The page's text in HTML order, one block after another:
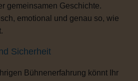
gemeinsamen Geschichte.
emotional und genau so, wie
Sicherheit
Bühnenerfahrung könnt Ihr